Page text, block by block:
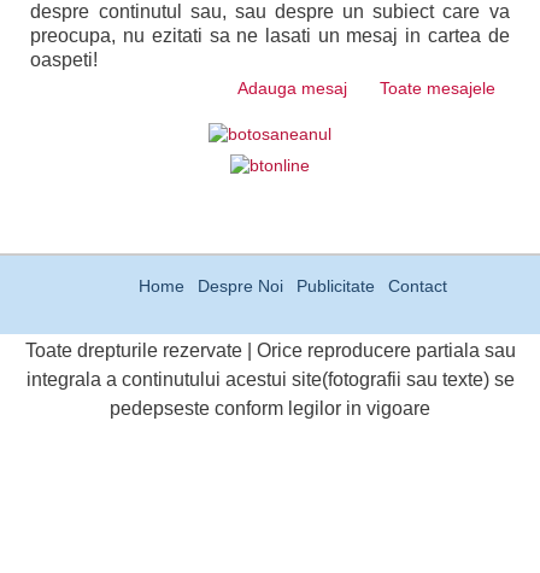
despre continutul sau, sau despre un subiect care va
preocupa, nu ezitati sa ne lasati un mesaj in cartea de
oaspeti!
Adauga mesaj Toate mesajele
Home Despre Noi Publicitate Contact
Toate drepturile rezervate | Orice reproducere partiala sau
integrala a continutului acestui site(fotografii sau texte) se
pedepseste conform legilor in vigoare